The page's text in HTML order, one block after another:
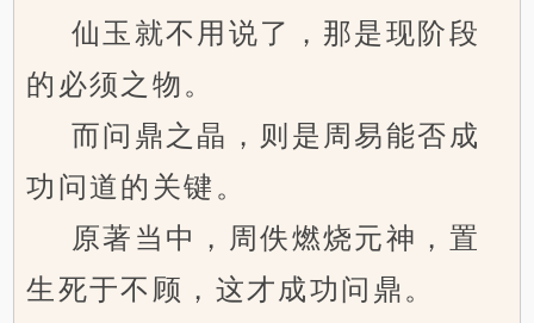
仙玉就不用说了，那是现阶段
的必须之物。
而问鼎之晶，则是周易能否成
功问道的关键。
原著当中，周佚燃烧元神，置
生死于不顾，这才成功问鼎。